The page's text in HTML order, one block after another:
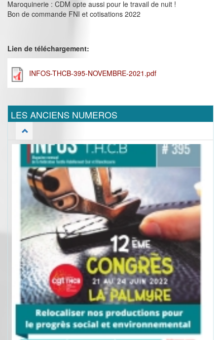
Maroquinerie : CDM opte aussi pour le travail de nuit !
Bon de commande FNI et cotisations 2022
Lien de téléchargement:
INFOS-THCB-395-NOVEMBRE-2021.pdf
LES ANCIENS NUMEROS